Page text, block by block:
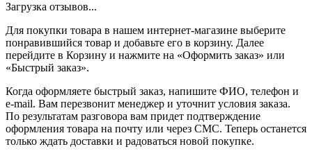
Загрузка отзывов...
Для покупки товара в нашем интернет-магазине выберите
понравившийся товар и добавьте его в корзину. Далее
перейдите в Корзину и нажмите на «Оформить заказ» или
«Быстрый заказ».
Когда оформляете быстрый заказ, напишите ФИО, телефон и
e-mail. Вам перезвонит менеджер и уточнит условия заказа.
По результатам разговора вам придет подтверждение
оформления товара на почту или через СМС. Теперь останется
только ждать доставки и радоваться новой покупке.